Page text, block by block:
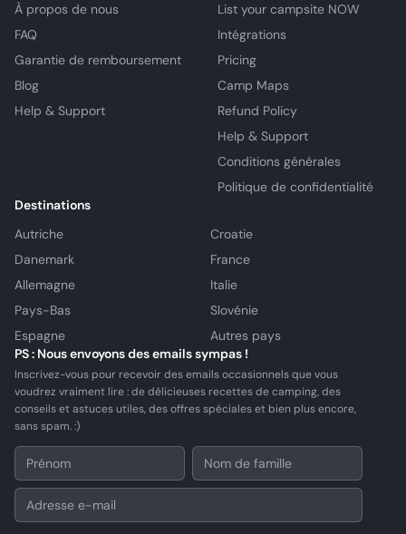
À propos de nous
FAQ
Garantie de remboursement
Blog
Help & Support
List your campsite NOW
Intégrations
Pricing
Camp Maps
Refund Policy
Help & Support
Conditions générales
Politique de confidentialité
Destinations
Autriche
Croatie
Danemark
France
Allemagne
Italie
Pays-Bas
Slovénie
Espagne
Autres pays
PS : Nous envoyons des emails sympas !
Inscrivez-vous pour recevoir des emails occasionnels que vous
voudrez vraiment lire : de délicieuses recettes de camping, des
conseils et astuces utiles, des offres spéciales et bien plus encore,
sans spam. :)